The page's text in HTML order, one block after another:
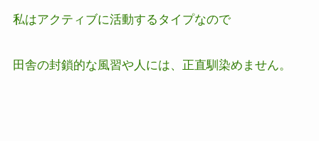
私はアクティブに活動するタイプなので
田舎の封鎖的な風習や人には、正直馴染めません。